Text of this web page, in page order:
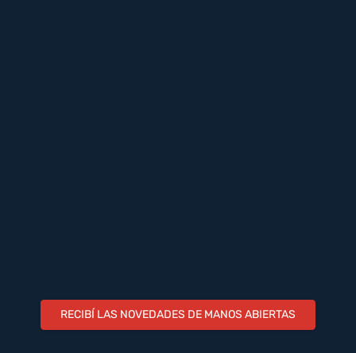
RECIBÍ LAS NOVEDADES DE MANOS ABIERTAS